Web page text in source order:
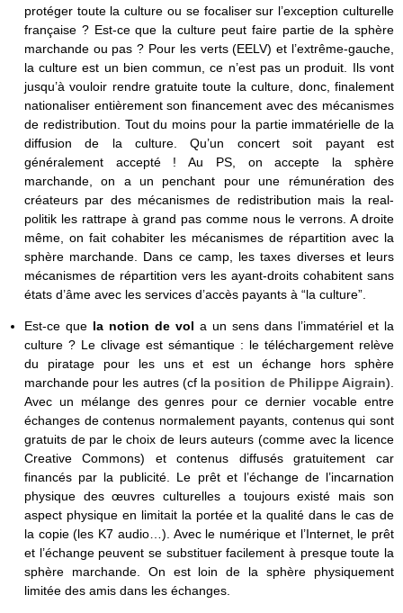
protéger toute la culture ou se focaliser sur l’exception culturelle
française ? Est-ce que la culture peut faire partie de la sphère
marchande ou pas ? Pour les verts (EELV) et l’extrême-gauche,
la culture est un bien commun, ce n’est pas un produit. Ils vont
jusqu’à vouloir rendre gratuite toute la culture, donc, finalement
nationaliser entièrement son financement avec des mécanismes
de redistribution. Tout du moins pour la partie immatérielle de la
diffusion de la culture. Qu’un concert soit payant est
généralement accepté ! Au PS, on accepte la sphère
marchande, on a un penchant pour une rémunération des
créateurs par des mécanismes de redistribution mais la real-
politik les rattrape à grand pas comme nous le verrons. A droite
même, on fait cohabiter les mécanismes de répartition avec la
sphère marchande. Dans ce camp, les taxes diverses et leurs
mécanismes de répartition vers les ayant-droits cohabitent sans
états d’âme avec les services d’accès payants à “la culture”.
Est-ce que la notion de vol a un sens dans l’immatériel et la
culture ? Le clivage est sémantique : le téléchargement relève
du piratage pour les uns et est un échange hors sphère
marchande pour les autres (cf la position de Philippe Aigrain).
Avec un mélange des genres pour ce dernier vocable entre
échanges de contenus normalement payants, contenus qui sont
gratuits de par le choix de leurs auteurs (comme avec la licence
Creative Commons) et contenus diffusés gratuitement car
financés par la publicité. Le prêt et l’échange de l’incarnation
physique des œuvres culturelles a toujours existé mais son
aspect physique en limitait la portée et la qualité dans le cas de
la copie (les K7 audio…). Avec le numérique et l’Internet, le prêt
et l’échange peuvent se substituer facilement à presque toute la
sphère marchande. On est loin de la sphère physiquement
limitée des amis dans les échanges.